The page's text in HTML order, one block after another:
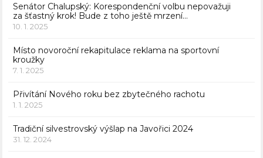
Senátor Chalupský: Korespondenční volbu nepovažuji
za šťastný krok! Bude z toho ještě mrzení…
10. 1. 2025
Místo novoroční rekapitulace reklama na sportovní
kroužky
7. 1. 2025
Přivítání Nového roku bez zbytečného rachotu
1. 1. 2025
Tradiční silvestrovský výšlap na Javořici 2024
31. 12. 2024